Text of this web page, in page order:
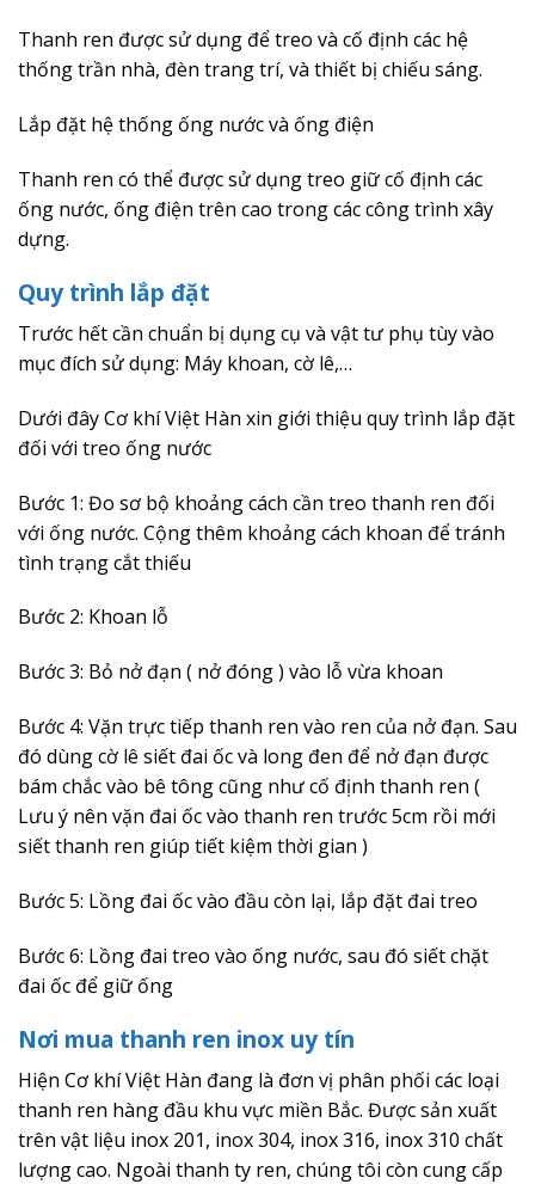
Thanh ren được sử dụng để treo và cố định các hệ
thống trần nhà, đèn trang trí, và thiết bị chiếu sáng.
Lắp đặt hệ thống ống nước và ống điện
Thanh ren có thể được sử dụng treo giữ cố định các
ống nước, ống điện trên cao trong các công trình xây
dựng.
Quy trình lắp đặt
Trước hết cần chuẩn bị dụng cụ và vật tư phụ tùy vào
mục đích sử dụng: Máy khoan, cờ lê,…
Dưới đây Cơ khí Việt Hàn xin giới thiệu quy trình lắp đặt
đối với treo ống nước
Bước 1: Đo sơ bộ khoảng cách cần treo thanh ren đối
với ống nước. Cộng thêm khoảng cách khoan để tránh
tình trạng cắt thiếu
Bước 2: Khoan lỗ
Bước 3: Bỏ nở đạn ( nở đóng ) vào lỗ vừa khoan
Bước 4: Vặn trực tiếp thanh ren vào ren của nở đạn. Sau
đó dùng cờ lê siết đai ốc và long đen để nở đạn được
bám chắc vào bê tông cũng như cố định thanh ren (
Lưu ý nên vặn đai ốc vào thanh ren trước 5cm rồi mới
siết thanh ren giúp tiết kiệm thời gian )
Bước 5: Lồng đai ốc vào đầu còn lại, lắp đặt đai treo
Bước 6: Lồng đai treo vào ống nước, sau đó siết chặt
đai ốc để giữ ống
Nơi mua thanh ren inox uy tín
Hiện Cơ khí Việt Hàn đang là đơn vị phân phối các loại
thanh ren hàng đầu khu vực miền Bắc. Được sản xuất
trên vật liệu inox 201, inox 304, inox 316, inox 310 chất
lượng cao. Ngoài thanh ty ren, chúng tôi còn cung cấp